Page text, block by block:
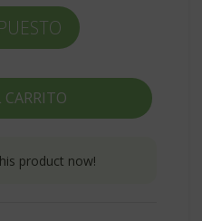
product now!